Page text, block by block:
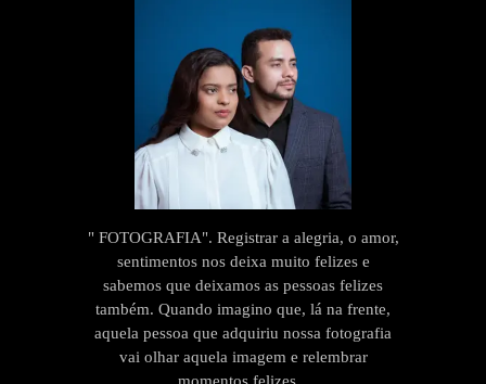
" FOTOGRAFIA". Registrar a alegria, o amor,
sentimentos nos deixa muito felizes e
sabemos que deixamos as pessoas felizes
também. Quando imagino que, lá na frente,
aquela pessoa que adquiriu nossa fotografia
vai olhar aquela imagem e relembrar